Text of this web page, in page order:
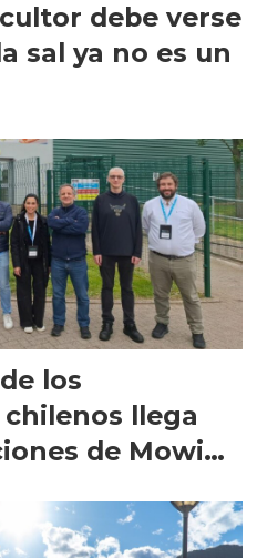
debe verse
sal ya no es un
los
llega
de Mowi